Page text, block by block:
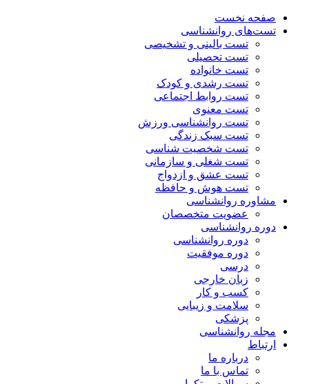
صفحه نخست
تست‌های روانشناسی
تست بالینی و تشخیصی
تست تحصیلی
تست خانواده
تست رشدی و کودک
تست روابط اجتماعی
تست معنوی
تست روانشناسی ورزش
تست سبک زندگی
تست شخصیت شناسی
تست شغلی و سازمانی
تست عشق و ازدواج
تست هوش و حافظه
مشاوره روانشناسی
عضویت متخصصان
دوره روانشناسی
دوره روانشناسی
دوره موفقیت
درسی
زبان خارجی
کسب و کار
سلامت و زیبایی
پزشکی
مجله روانشناسی
ارتباط
درباره ما
تماس با ما